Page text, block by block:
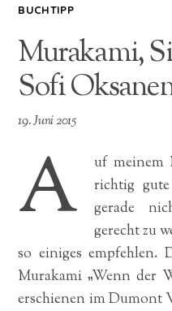
BUCHTIPP
Murakami,
Sofi
19. Juni 2015
A
uf meinem
richtig
gerade
gerecht zu
so einiges empfehlen.
Murakami „Wenn der
erschienen im Dumont